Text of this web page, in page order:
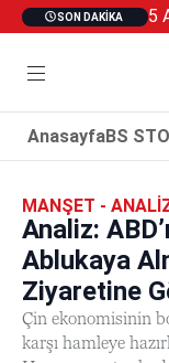
SON DAKIKA
AnasayfaBS
MANŞET -
Analiz:
Ablukaya
Ziyaretine
Çin ekonomisinin
karşı hamleye